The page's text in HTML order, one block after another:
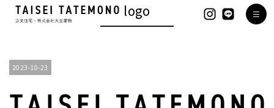
logo
2023-10-23